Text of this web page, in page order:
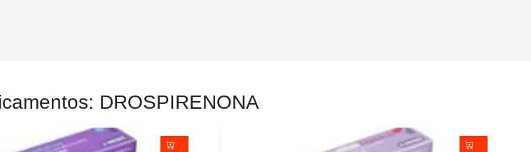
DROSPIRENONA